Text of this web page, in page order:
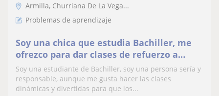
Armilla, Churriana De La Vega...
Problemas de aprendizaje
Soy una chica que estudia Bachiller, me
ofrezco para dar clases de refuerzo a
niños de primaria, tanto de lengua como
en matématicas y en apoyo en el resto de
asignaturas
Soy una estudiante de Bachiller, soy una persona sería y
responsable, aunque me gusta hacer las clases
dinámicas y divertidas para que los...